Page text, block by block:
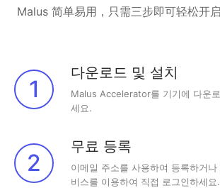
Malus 简单易用，只需三步即可轻松开
1
다운로드 및 설치
Malus Accelerator를 기기에 다운
세요.
2
무료 등록
이메일 주소를 사용하여 등록하거나
비스를 이용하여 직접 로그인하세요.